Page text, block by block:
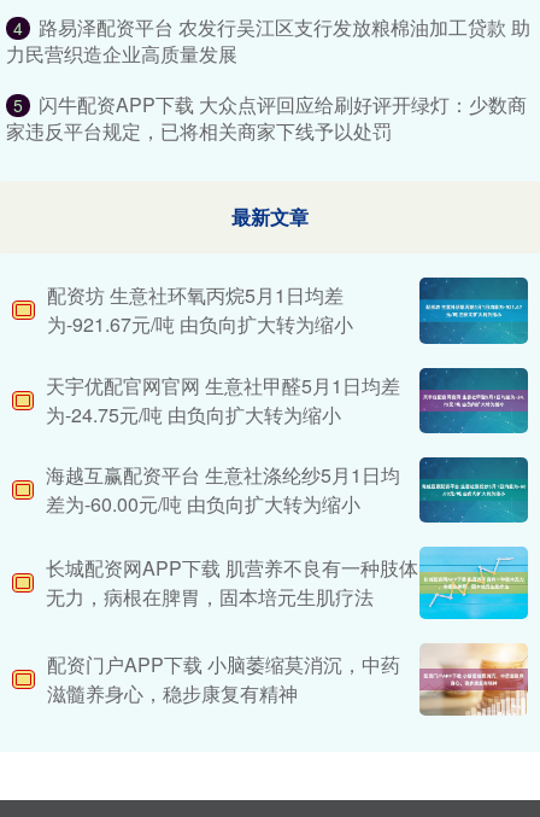
4
路易泽配资平台 农发行吴江区支行发放粮棉油加工贷款 助
力民营织造企业高质量发展
5
闪牛配资APP下载 大众点评回应给刷好评开绿灯：少数商
家违反平台规定，已将相关商家下线予以处罚
最新文章
配资坊 生意社环氧丙烷5月1日均差
为-921.67元/吨 由负向扩大转为缩小
天宇优配官网官网 生意社甲醛5月1日均差
为-24.75元/吨 由负向扩大转为缩小
海越互赢配资平台 生意社涤纶纱5月1日均
差为-60.00元/吨 由负向扩大转为缩小
长城配资网APP下载 肌营养不良有一种肢体
无力，病根在脾胃，固本培元生肌疗法
配资门户APP下载 小脑萎缩莫消沉，中药
滋髓养身心，稳步康复有精神